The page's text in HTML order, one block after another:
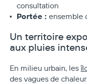
consultation
Portée : ensemble
Un territoire
aux pluies
En milieu urbain, les
des vagues de